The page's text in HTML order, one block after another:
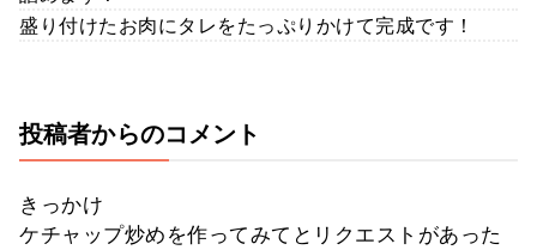
盛り付けたお肉にタレをたっぷりかけて完成です！
投稿者からのコメント
きっかけ
ケチャップ炒めを作ってみてとリクエストがあった